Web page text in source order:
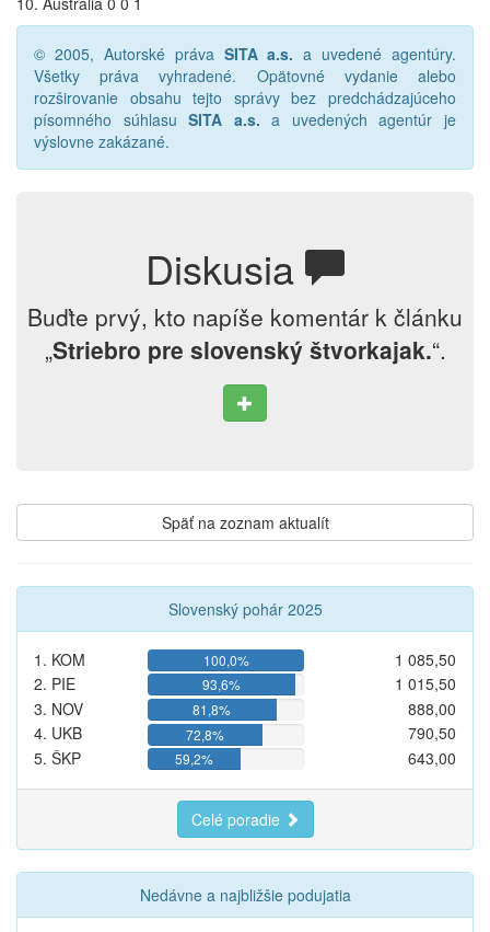
© 2005, Autorské práva SITA a.s. a uvedené agentúry.
Všetky práva vyhradené. Opätovné vydanie alebo
rozširovanie obsahu tejto správy bez predchádzajúceho
písomného súhlasuSITA a.s. a uvedených agentúr je
výslovne zakázané.
Diskusia
Buďte prvý, kto napíše komentár k článku
„Striebro pre slovenský štvorkajak.“.
Späť na zoznam aktualít
Slovenský pohár 2025
1. KOM 100,0%
1 085,50
2. PIE
93,6%
1 015,50
3. NOV
81,8%
888,00
4. UKB
72,8%
790,50
5. ŠKP
59,2% 643,00
Celé poradie
Nedávne a najbližšie podujatia